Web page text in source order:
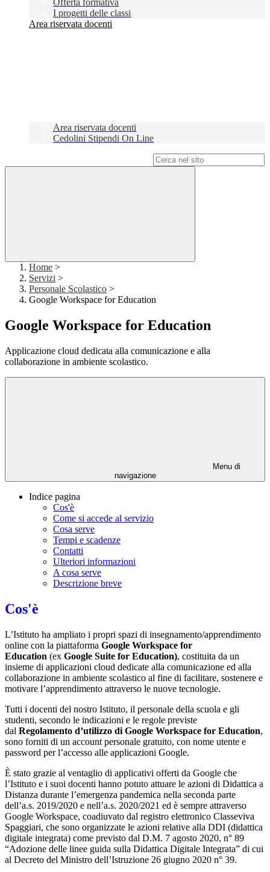
Offerta formativa
I progetti delle classi
Area riservata docenti
Area riservata docenti
Cedolini Stipendi On Line
Home >
Servizi >
Personale Scolastico >
Google Workspace for Education
Google Workspace for Education
Applicazione cloud dedicata alla comunicazione e alla
collaborazione in ambiente scolastico.
Menu di
navigazione
Indice pagina
Cos'è
Come si accede al servizio
Cosa serve
Tempi e scadenze
Contatti
Ulteriori informazioni
A cosa serve
Descrizione breve
Cos'è
L’Istituto ha ampliato i propri spazi di insegnamento/apprendimento
online con la piattaforma Google Workspace for
Education (ex Google Suite for Education), costituita da un
insieme di applicazioni cloud dedicate alla comunicazione ed alla
collaborazione in ambiente scolastico al fine di facilitare, sostenere e
motivare l’apprendimento attraverso le nuove tecnologie.
Tutti i docenti del nostro Istituto, il personale della scuola e gli
studenti, secondo le indicazioni e le regole previste
dal Regolamento d’utilizzo di Google Workspace for Education,
sono forniti di un account personale gratuito, con nome utente e
password per l’accesso alle applicazioni Google.
È stato grazie al ventaglio di applicativi offerti da Google che
l’Istituto e i suoi docenti hanno potuto attuare le azioni di Didattica a
Distanza durante l’emergenza pandemica nella seconda parte
dell’a.s. 2019/2020 e nell’a.s. 2020/2021 ed è sempre attraverso
Google Workspace, coadiuvato dal registro elettronico Classeviva
Spaggiari, che sono organizzate le azioni relative alla DDI (didattica
digitale integrata) come previsto dal D.M. 7 agosto 2020, n° 89
“Adozione delle linee guida sulla Didattica Digitale Integrata” di cui
al Decreto del Ministro dell’Istruzione 26 giugno 2020 n° 39.